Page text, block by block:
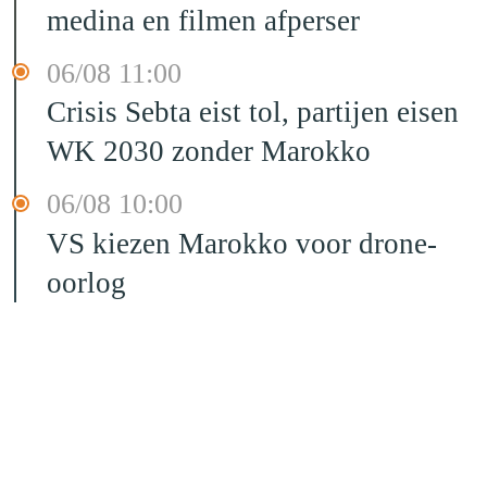
medina en filmen afperser
06/08 11:00
Crisis Sebta eist tol, partijen eisen
WK 2030 zonder Marokko
06/08 10:00
VS kiezen Marokko voor drone-
oorlog